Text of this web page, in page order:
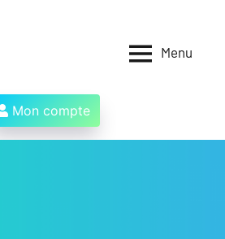
des
ostéopathes
et
Menu
Mon compte